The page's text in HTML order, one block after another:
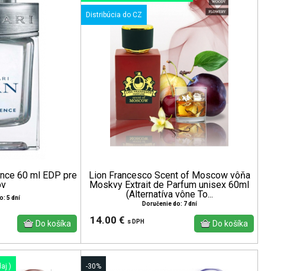
60 ml EDP pre
5 dní
Distribúcia do CZ
Lion Francesco Scent of Moscow vôňa
Moskvy Extrait de Parfum unisex 60ml
(Alternatíva vône To...
Doručenie do: 7 dní
14.00 € s DPH
) -30%